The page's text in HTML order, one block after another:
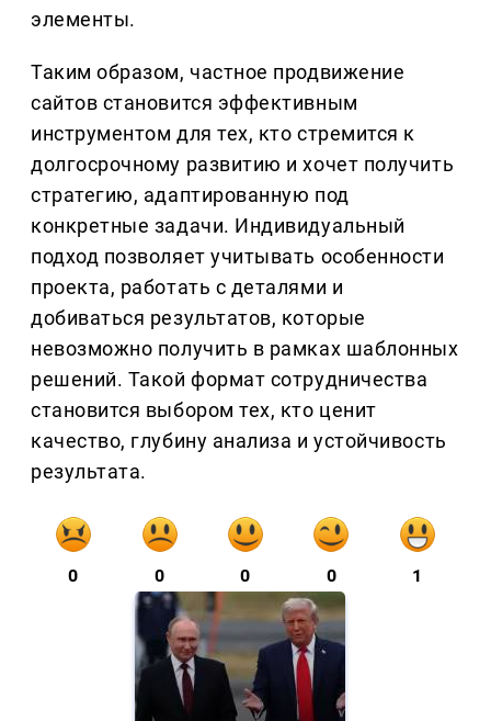
элементы.
Таким образом, частное продвижение
сайтов становится эффективным
инструментом для тех, кто стремится к
долгосрочному развитию и хочет получить
стратегию, адаптированную под
конкретные задачи. Индивидуальный
подход позволяет учитывать особенности
проекта, работать с деталями и
добиваться результатов, которые
невозможно получить в рамках шаблонных
решений. Такой формат сотрудничества
становится выбором тех, кто ценит
качество, глубину анализа и устойчивость
результата.
0 0 0 0 1